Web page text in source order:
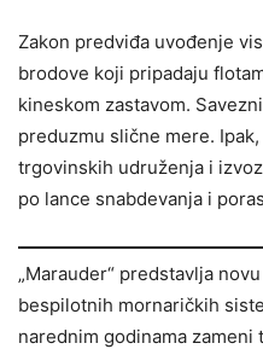
Zakon predviđa uvođenje
brodove koji pripadaju
kineskom zastavom.
preduzmu slične mere.
trgovinskih udruženja i
po lance snabdevanja i
„Marauder“ predstavlja
bespilotnih mornaričkih
narednim godinama zameni